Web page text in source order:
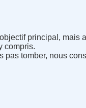
principal, mais
compris.
pas tomber, nous